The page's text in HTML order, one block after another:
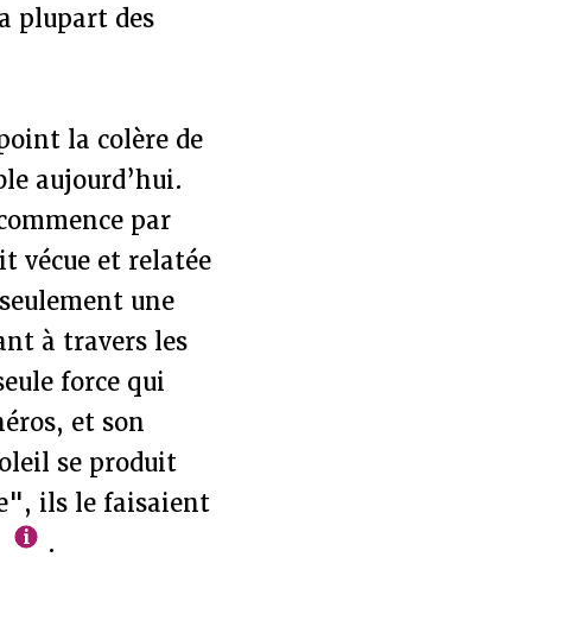
plupart des
la colère de
aujourd’hui.
par
vécue et relatée
une
à travers les
force qui
et son
se produit
ils le faisaient
.